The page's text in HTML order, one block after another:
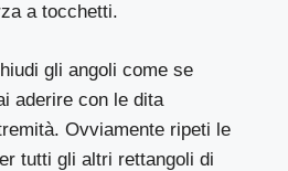
a tocchetti.
gli angoli come se
aderire con le dita
Ovviamente ripeti le
tutti gli altri rettangoli di